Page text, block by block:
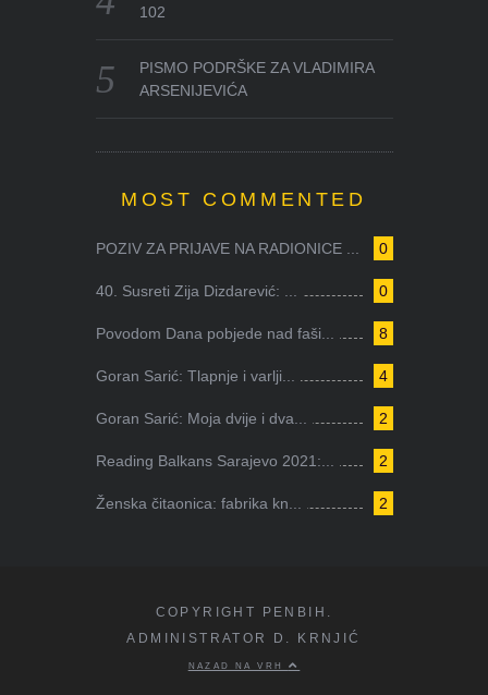
102
PISMO PODRŠKE ZA VLADIMIRA
ARSENIJEVIĆA
MOST COMMENTED
0
POZIV ZA PRIJAVE NA RADIONICE ...
0
40. Susreti Zija Dizdarević: ...
8
Povodom Dana pobjede nad faši...
4
Goran Sarić: Tlapnje i varlji...
2
Goran Sarić: Moja dvije i dva...
2
Reading Balkans Sarajevo 2021:...
2
Ženska čitaonica: fabrika kn...
COPYRIGHT PENBIH.
ADMINISTRATOR D. KRNJIĆ
NAZAD NA VRH